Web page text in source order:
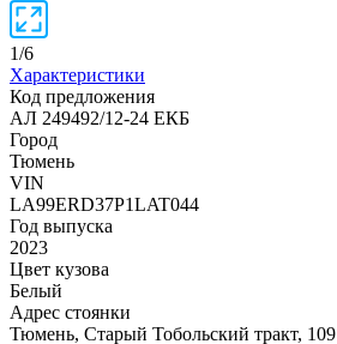
1/6
Характеристики
Код предложения
АЛ 249492/12-24 ЕКБ
Город
Тюмень
VIN
LA99ERD37P1LAT044
Год выпуска
2023
Цвет кузова
Белый
Адрес стоянки
Тюмень, Старый Тобольский тракт, 109